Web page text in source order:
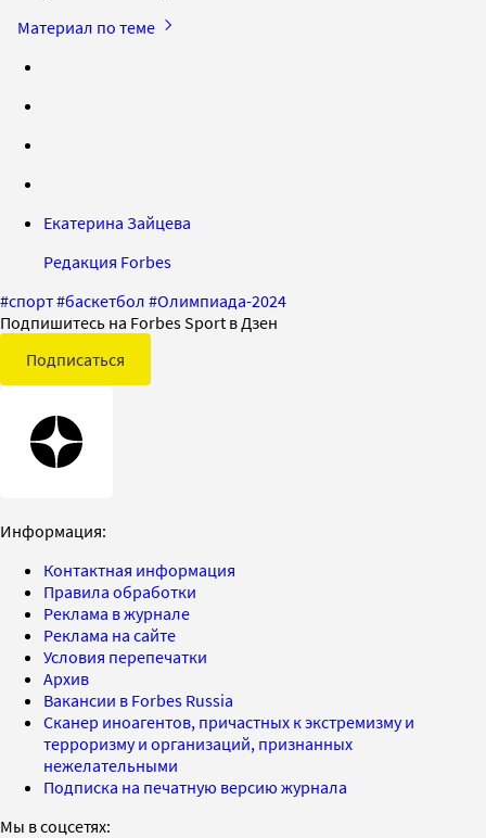
Материал по теме
Екатерина Зайцева
Редакция Forbes
#спорт#баскетбол #Олимпиада-2024
Подпишитесь на Forbes Sport в Дзен
Подписаться
Информация:
Контактная информация
Правила обработки
Реклама в журнале
Реклама на сайте
Условия перепечатки
Архив
Вакансии в Forbes Russia
Сканер иноагентов, причастных к экстремизму и
терроризму и организаций, признанных
нежелательными
Подписка на печатную версию журнала
Мы в соцсетях: